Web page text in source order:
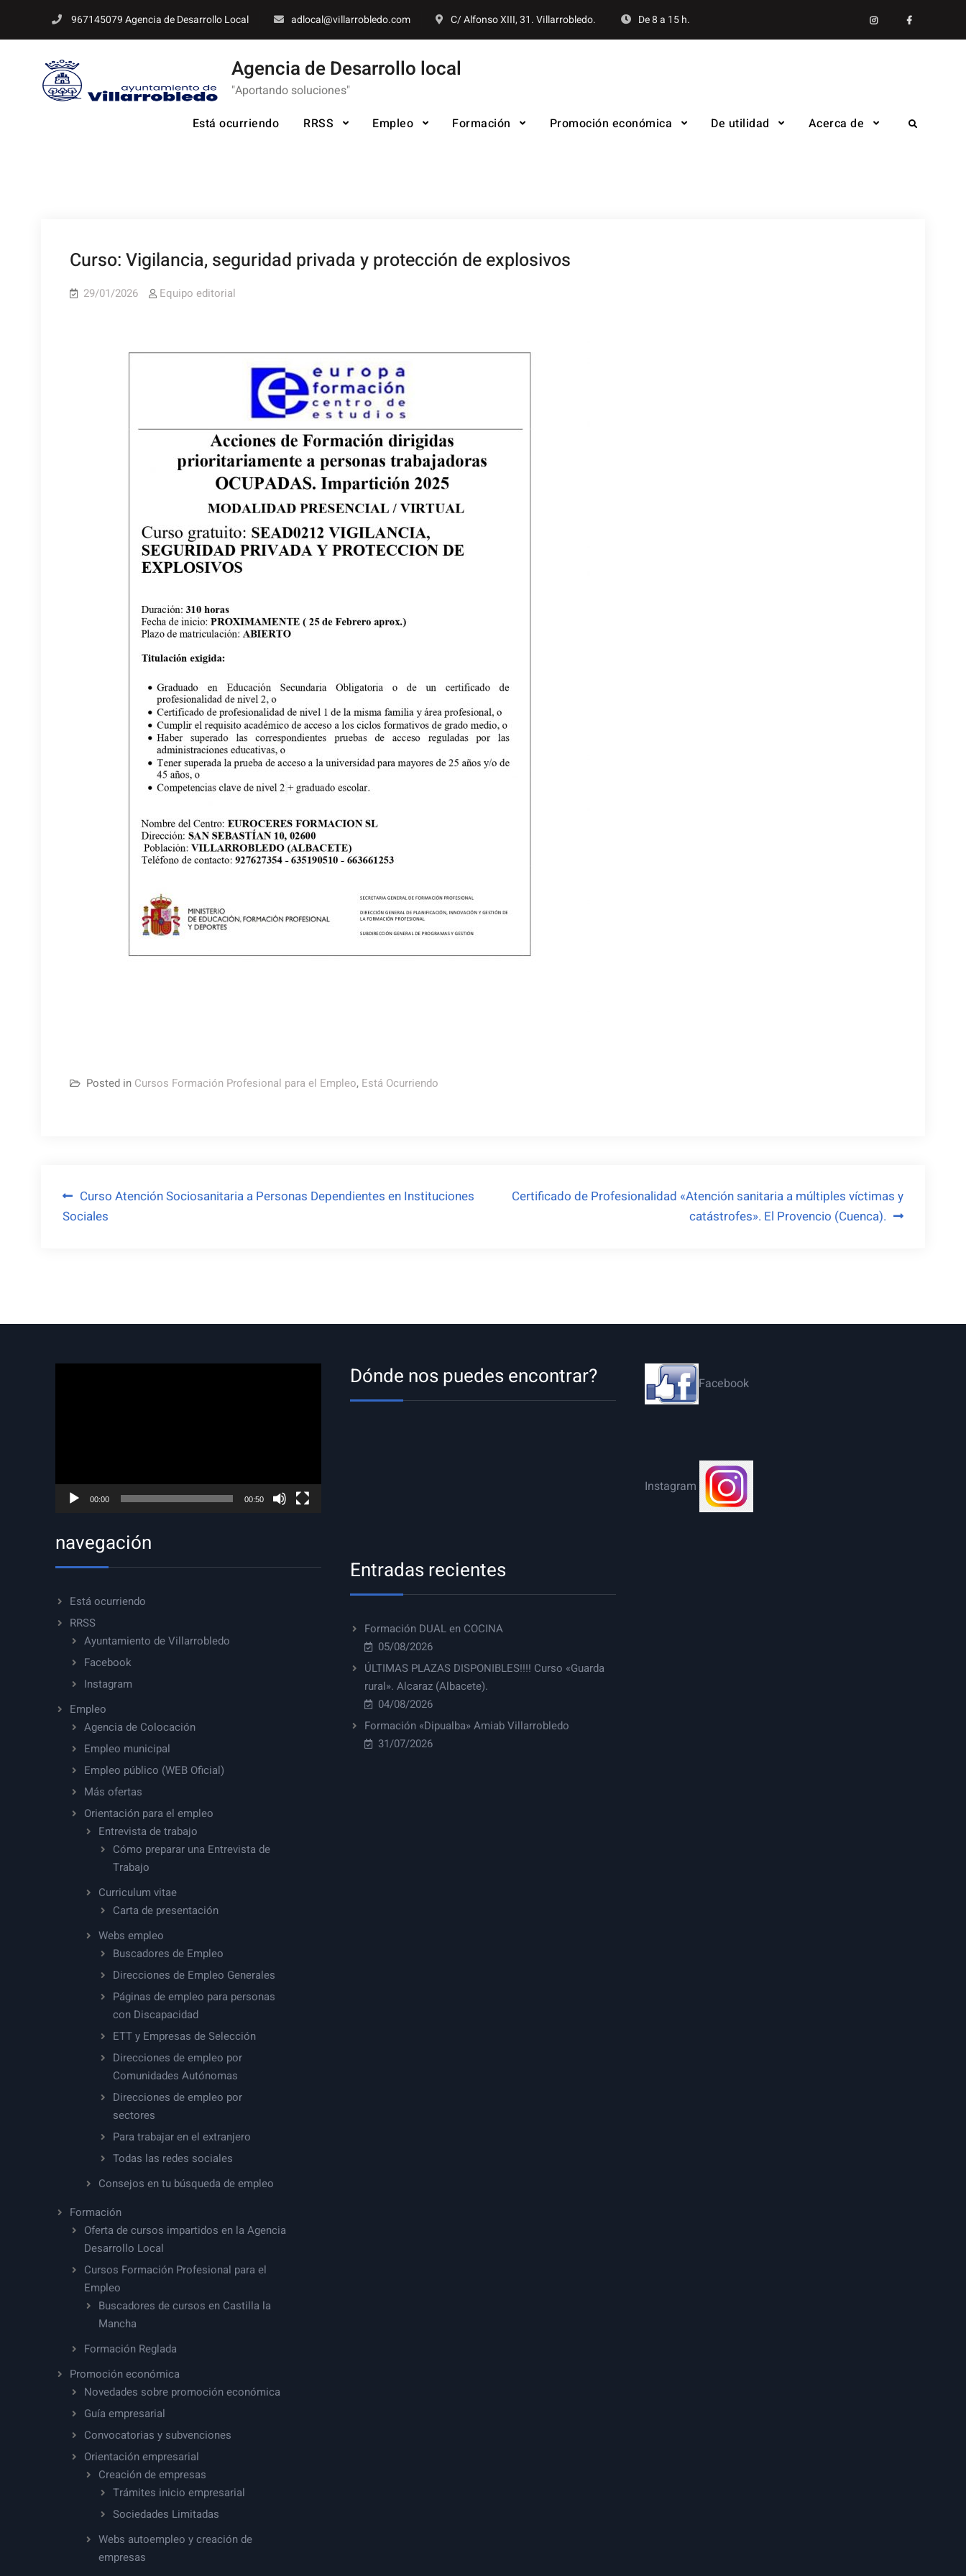
967145079 Agencia de Desarrollo Local adlocal@villarrobledo.com C/ Alfonso XIII, 31. Villarrobledo. De 8 a 15 h. Instagramfacebook
Agencia de Desarrollo local
"Aportando soluciones"
Está ocurriendo
RRSS Empleo Formación Promoción económica De utilidad Acerca de Search
Curso: Vigilancia, seguridad privada y protección de explosivos
29/01/2026 Equipo editorial
Posted in Cursos Formación Profesional para el Empleo, Está Ocurriendo
Navegación
de
Curso Atención Sociosanitaria a Personas Dependientes en Instituciones
Sociales
Certificado de Profesionalidad «Atención sanitaria a múltiples víctimas y
catástrofes». El Provencio (Cuenca).
00:00 00:50
navegación
Está ocurriendo
RRSS
Ayuntamiento de Villarrobledo
Facebook
Instagram
Empleo
Agencia de Colocación
Empleo municipal
Empleo público (WEB Oficial)
Más ofertas
Orientación para el empleo
Entrevista de trabajo
Cómo preparar una Entrevista de
Trabajo
Curriculum vitae
Carta de presentación
Webs empleo
Buscadores de Empleo
Direcciones de Empleo Generales
Páginas de empleo para personas
con Discapacidad
ETT y Empresas de Selección
Direcciones de empleo por
Comunidades Autónomas
Direcciones de empleo por
sectores
Para trabajar en el extranjero
Todas las redes sociales
Consejos en tu búsqueda de empleo
Formación
Oferta de cursos impartidos en la Agencia
Desarrollo Local
Cursos Formación Profesional para el
Empleo
Buscadores de cursos en Castilla la
Mancha
Formación Reglada
Promoción económica
Novedades sobre promoción económica
Guía empresarial
Convocatorias y subvenciones
Orientación empresarial
Creación de empresas
Trámites inicio empresarial
Sociedades Limitadas
Webs autoempleo y creación de
empresas
Dónde nos puedes encontrar?
Entradas recientes
Formación DUAL en COCINA
05/08/2026
ÚLTIMAS PLAZAS DISPONIBLES!!!! Curso «Guarda
rural». Alcaraz (Albacete).
04/08/2026
Formación «Dipualba» Amiab Villarrobledo
31/07/2026
Facebook
Instagram